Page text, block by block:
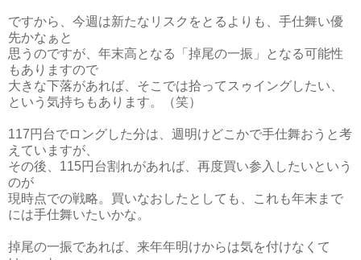
ですから、今週は新たなリスクをとるよりも、手仕舞い優
先かなぁと
思うのですが、年末高となる「掉尾の一振」となる可能性
もありますので
大きな下落があれば、そこでは拾ってスゥイングしたい、
という気持ちもあります。（笑）
117円台でロングした分は、週明けどこかで手仕舞おうと考
えていますが、
その後、115円台割れがあれば、再度買い参入したいという
のが
現時点での戦略。買いなおしたとしても、これも年末まで
には手仕舞いたいかな。
掉尾の一振であれば、来年年明けからは気を付けなくて